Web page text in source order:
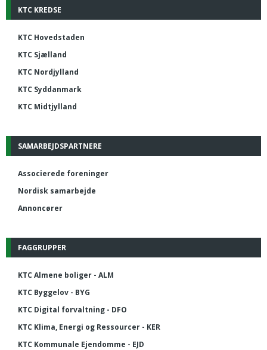
KTC KREDSE
KTC Hovedstaden
KTC Sjælland
KTC Nordjylland
KTC Syddanmark
KTC Midtjylland
SAMARBEJDSPARTNERE
Associerede foreninger
Nordisk samarbejde
Annoncører
FAGGRUPPER
KTC Almene boliger - ALM
KTC Byggelov - BYG
KTC Digital forvaltning - DFO
KTC Klima, Energi og Ressourcer - KER
KTC Kommunale Ejendomme - EJD